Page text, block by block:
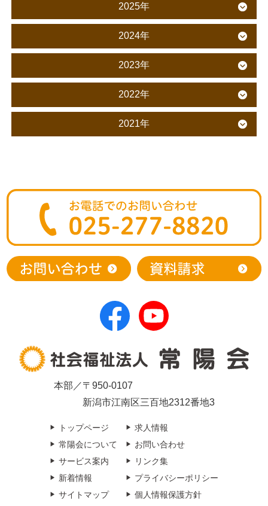
2025年
2024年
2023年
2022年
2021年
本部／〒950-0107
新潟市江南区三百地2312番地3
トップページ
常陽会について
サービス案内
新着情報
サイトマップ
求人情報
お問い合わせ
リンク集
プライバシーポリシー
個人情報保護方針